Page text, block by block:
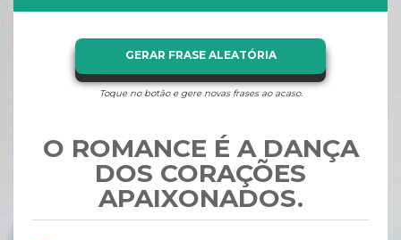
GERAR FRASE ALEATÓRIA
Toque no botão e gere novas frases ao acaso.
O ROMANCE É A DANÇA
DOS CORAÇÕES
APAIXONADOS.